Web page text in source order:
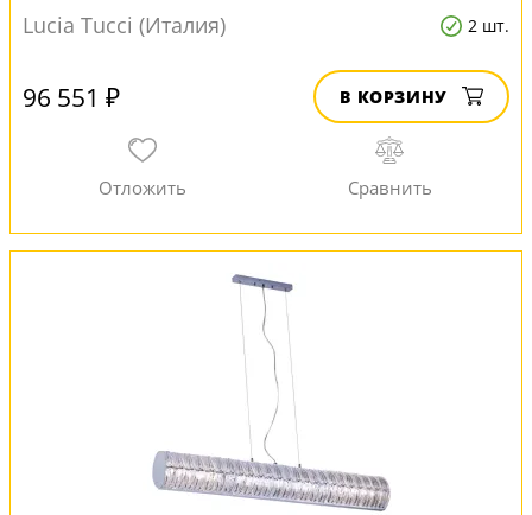
Lucia Tucci (Италия)
2 шт.
96 551 ₽ В КОРЗИНУ